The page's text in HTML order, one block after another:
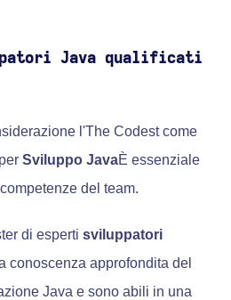
Java qualificati
l'The Codest come
Sviluppo JavaÈ essenziale
del team.
di esperti sviluppatori
conoscenza approfondita del
Java e sono abili in una